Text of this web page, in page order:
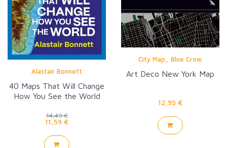
Alastair Bonnett
40 Maps That Will Change
How You See the World
14,49 €
11,59 €
City Map Blue Crow
Art Deco New York Map
12,95 €